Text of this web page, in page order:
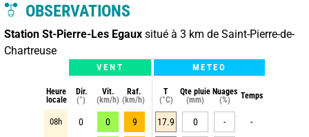
OBSERVATIONS
Station St-Pierre-Les Egaux situé à 3 km de Saint-Pierre-de-
Chartreuse
VENT METEO
Heure
locale
Dir.
(°)
Vit.
(km/h)
Raf.
(km/h)
T
(°C)
Qte pluie
(mm)
Nuages
(%)
Temps
08h 0 0 9 17.9 0 - -